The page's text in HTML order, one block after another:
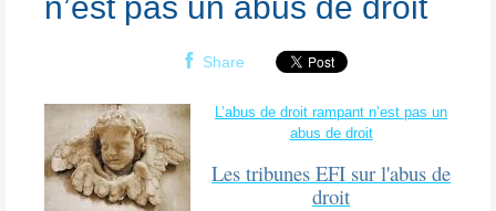
n’est pas un abus de droit
Share
L’abus de droit rampant n’est pas un
abus de droit
Les tribunes EFI sur l'abus de
droit